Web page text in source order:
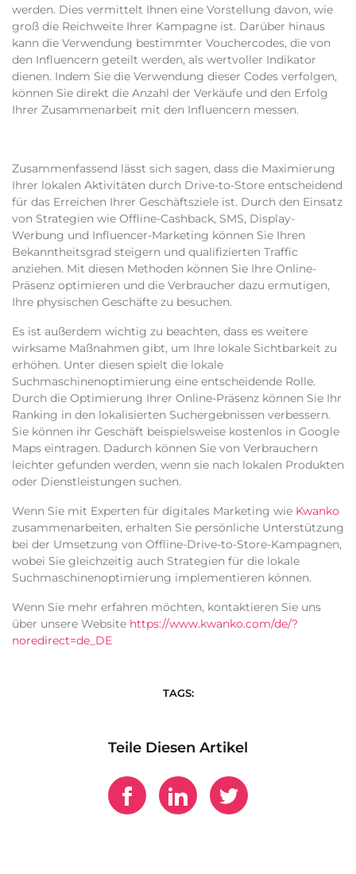
werden. Dies vermittelt Ihnen eine Vorstellung davon, wie
groß die Reichweite Ihrer Kampagne ist. Darüber hinaus
kann die Verwendung bestimmter Vouchercodes, die von
den Influencern geteilt werden, als wertvoller Indikator
dienen. Indem Sie die Verwendung dieser Codes verfolgen,
können Sie direkt die Anzahl der Verkäufe und den Erfolg
Ihrer Zusammenarbeit mit den Influencern messen.
Zusammenfassend lässt sich sagen, dass die Maximierung
Ihrer lokalen Aktivitäten durch Drive-to-Store entscheidend
für das Erreichen Ihrer Geschäftsziele ist. Durch den Einsatz
von Strategien wie Offline-Cashback, SMS, Display-
Werbung und Influencer-Marketing können Sie Ihren
Bekanntheitsgrad steigern und qualifizierten Traffic
anziehen. Mit diesen Methoden können Sie Ihre Online-
Präsenz optimieren und die Verbraucher dazu ermutigen,
Ihre physischen Geschäfte zu besuchen.
Es ist außerdem wichtig zu beachten, dass es weitere
wirksame Maßnahmen gibt, um Ihre lokale Sichtbarkeit zu
erhöhen. Unter diesen spielt die lokale
Suchmaschinenoptimierung eine entscheidende Rolle.
Durch die Optimierung Ihrer Online-Präsenz können Sie Ihr
Ranking in den lokalisierten Suchergebnissen verbessern.
Sie können ihr Geschäft beispielsweise kostenlos in Google
Maps eintragen. Dadurch können Sie von Verbrauchern
leichter gefunden werden, wenn sie nach lokalen Produkten
oder Dienstleistungen suchen.
Wenn Sie mit Experten für digitales Marketing wie Kwanko
zusammenarbeiten, erhalten Sie persönliche Unterstützung
bei der Umsetzung von Offline-Drive-to-Store-Kampagnen,
wobei Sie gleichzeitig auch Strategien für die lokale
Suchmaschinenoptimierung implementieren können.
Wenn Sie mehr erfahren möchten, kontaktieren Sie uns
über unsere Website https://www.kwanko.com/de/?
noredirect=de_DE
TAGS:
Teile Diesen Artikel